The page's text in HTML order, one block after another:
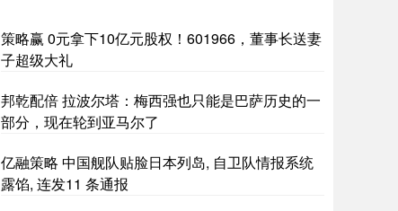
策略赢 0元拿下10亿元股权！601966，董事长送妻
子超级大礼
邦乾配倍 拉波尔塔：梅西强也只能是巴萨历史的一
部分，现在轮到亚马尔了
亿融策略 中国舰队贴脸日本列岛, 自卫队情报系统
露馅, 连发11 条通报